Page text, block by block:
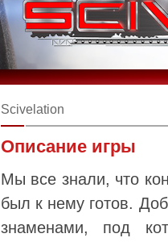
Scivelation
Описание игры
Мы все знали, что
был к нему готов.
знаменами, под